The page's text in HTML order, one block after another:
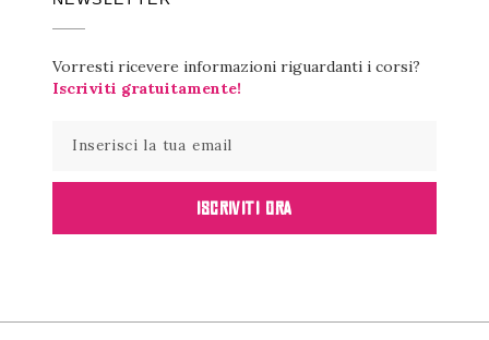
Vorresti ricevere informazioni riguardanti i corsi?
Iscriviti gratuitamente!
ISCRIVITI ORA